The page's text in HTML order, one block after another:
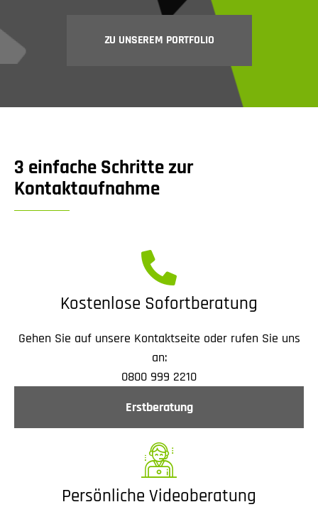
ZU UNSEREM PORTFOLIO
3 einfache Schritte zur
Kontaktaufnahme
Kostenlose Sofortberatung
Gehen Sie auf unsere Kontaktseite oder rufen Sie uns
an:
0800 999 2210
Erstberatung
Persönliche Videoberatung